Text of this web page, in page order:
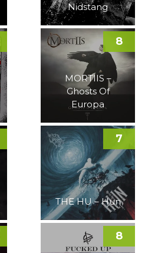
Nidstang
MORTIIS –
Ghosts Of
Europa
8
THE HU – Hun
7
8